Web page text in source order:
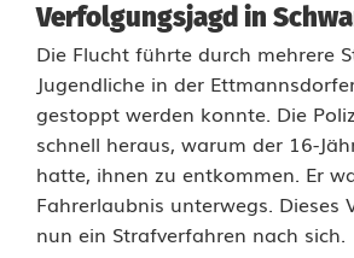
f
l
u
c
h
Verfolgungsjagd in
Die Flucht führte durch mehrere
Jugendliche in der
gestoppt werden konnte. Die
schnell heraus, warum der 16-
hatte, ihnen zu entkommen. Er
Fahrerlaubnis unterwegs. Dieses
nun ein Strafverfahren nach sich.